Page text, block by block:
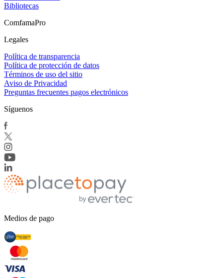
Bibliotecas
ComfamaPro
Legales
Política de transparencia
Política de protección de datos
Términos de uso del sitio
Aviso de Privacidad
Preguntas frecuentes pagos electrónicos
Síguenos
Medios de pago